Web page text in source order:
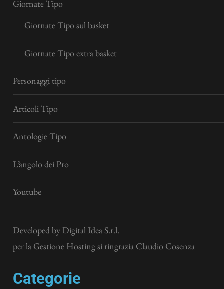
Giornate Tipo
Giornate Tipo sul basket
Giornate Tipo extra basket
Personaggi tipo
Articoli Tipo
Antologie Tipo
L’angolo dei Pro
Youtube
Developed by Digital Idea S.r.l.
per la Gestione Hosting si ringrazia Claudio Cosenza
Categorie